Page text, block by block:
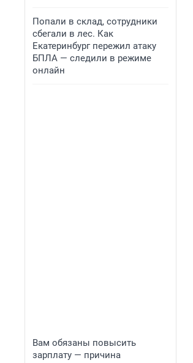
Попали в склад, сотрудники
сбегали в лес. Как
Екатеринбург пережил атаку
БПЛА — следили в режиме
онлайн
Вам обязаны повысить
зарплату — причина